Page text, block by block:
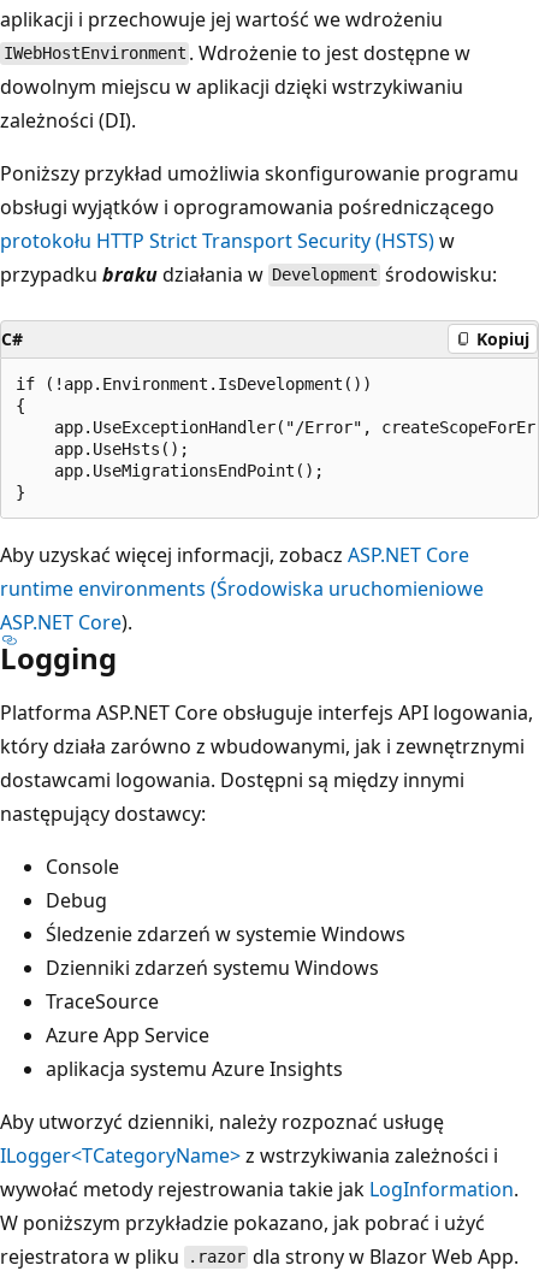
aplikacji i przechowuje jej wartość we wdrożeniu
IWebHostEnvironment . Wdrożenie to jest dostępne w
dowolnym miejscu w aplikacji dzięki wstrzykiwaniu
zależności (DI).
Poniższy przykład umożliwia skonfigurowanie programu
obsługi wyjątków i oprogramowania pośredniczącego
protokołu HTTP Strict Transport Security (HSTS)w
przypadku brakudziałania w Development środowisku:
C# Kopiuj
if (!app.Environment.IsDevelopment())
{
app.UseExceptionHandler("/Error",
    app.UseHsts();
    app.UseMigrationsEndPoint();
Aby uzyskać więcej informacji, zobacz ASP.NET Core
runtime environments (Środowiska uruchomieniowe
ASP.NET Core).
Logging
Platforma ASP.NET Core obsługuje interfejs API logowania,
który działa zarówno z wbudowanymi, jak i zewnętrznymi
dostawcami logowania. Dostępni są między innymi
następujący dostawcy:
Console
Debug
Śledzenie zdarzeń w systemie Windows
Dzienniki zdarzeń systemu Windows
TraceSource
Azure App Service
aplikacja systemu Azure Insights
Aby utworzyć dzienniki, należy rozpoznać usługę
ILogger<TCategoryName>z wstrzykiwania zależności i
wywołać metody rejestrowania takie jak LogInformation.
W poniższym przykładzie pokazano, jak pobrać i użyć
rejestratora w pliku
.razor dla strony w Blazor Web App.